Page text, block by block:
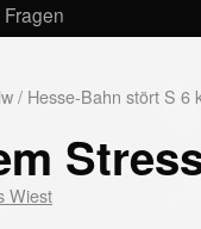
Fragen
/ Hesse-Bahn stört S 6
Wiest